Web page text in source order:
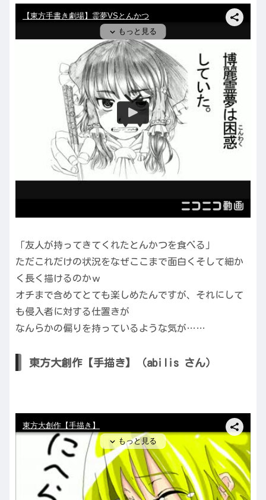
「友人が持ってきてくれたとんかつを食べる」
ただこれだけの状況をなぜここまで面白くそして細か
く長く描けるのかｗ
オチまで含めてとても楽しめたんですが、それにして
も侵入者に対する仕置きが
なんらかの偏りを持っているような気が……
東方大創作【手描き】（abilis さん）